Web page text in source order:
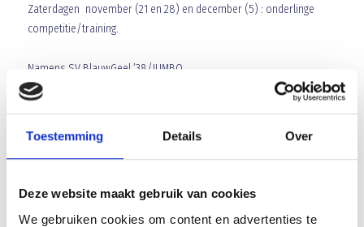
Toestemming Details Over
Deze website maakt gebruik van cookies
We gebruiken cookies om content en advertenties te
Zaterdagen november (21 en 28) en december (5) : onderlinge
competitie/training.
Namens SV BlauwGeel ’38/JUMBO
Array
TwitterFacebookWhatsApp